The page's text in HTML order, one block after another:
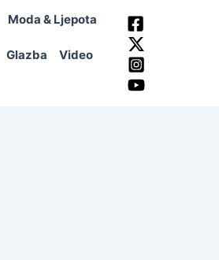
Moda & Ljepota
Glazba Video